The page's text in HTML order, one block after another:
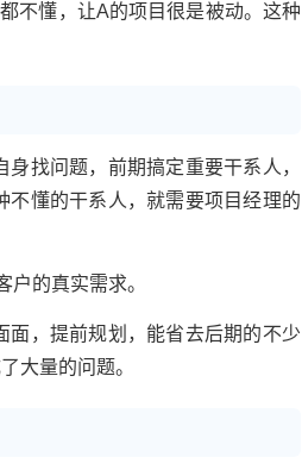
不懂，让A的项目很是被动。这种
找问题，前期搞定重要干系人，
不懂的干系人，就需要项目经理的
的真实需求。
，提前规划，能省去后期的不少
大量的问题。